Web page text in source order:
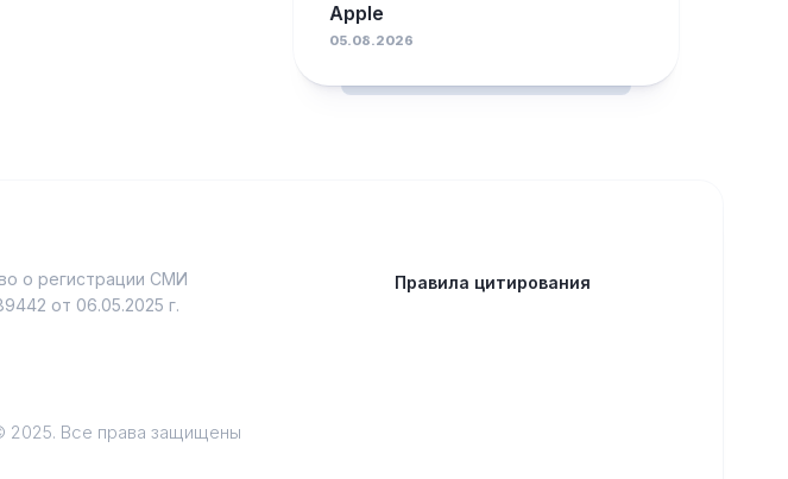
Apple
05.08.2026
о регистрации СМИ
от 06.05.2025 г.
Правила цитирования
Все права защищены